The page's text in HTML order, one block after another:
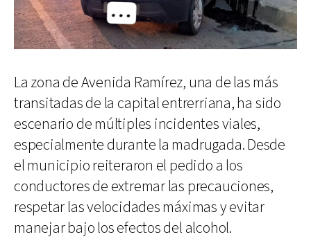
La zona de Avenida Ramírez, una de las más
transitadas de la capital entrerriana, ha sido
escenario de múltiples incidentes viales,
especialmente durante la madrugada. Desde
el municipio reiteraron el pedido a los
conductores de extremar las precauciones,
respetar las velocidades máximas y evitar
manejar bajo los efectos del alcohol.